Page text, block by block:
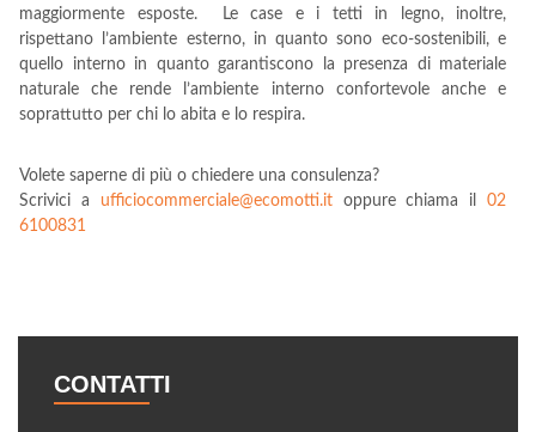
maggiormente esposte. Le case e i tetti in legno, inoltre,
rispettano l’ambiente esterno, in quanto sono eco-sostenibili, e
quello interno in quanto garantiscono la presenza di materiale
naturale che rende l’ambiente interno confortevole anche e
soprattutto per chi lo abita e lo respira.
Volete saperne di più o chiedere una consulenza?
Scrivici a ufficiocommerciale@ecomotti.itoppure chiama il02
6100831
CONTATTI